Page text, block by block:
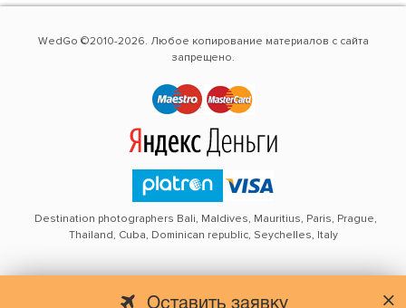
Оставить заявку
WedGo ©2010-2026. Любое копирование материалов с сайта
запрещено.
Destination photographers Bali, Maldives, Mauritius, Paris, Prague,
Thailand, Cuba, Dominican republic, Seychelles, Italy